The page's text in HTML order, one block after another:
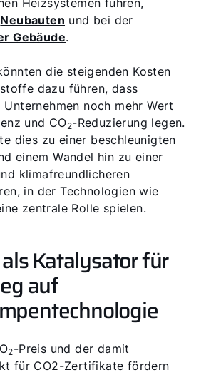
Heizsystemen führen,
Neubauten und bei der
Gebäude.
die steigenden Kosten
dazu führen, dass
noch mehr Wert
und CO2-Reduzierung legen.
dies zu einer beschleunigten
einem Wandel hin zu einer
klimafreundlicheren
in der Technologien wie
zentrale Rolle spielen.
Katalysator für
auf
2-Preis und der damit
für CO2-Zertifikate fördern